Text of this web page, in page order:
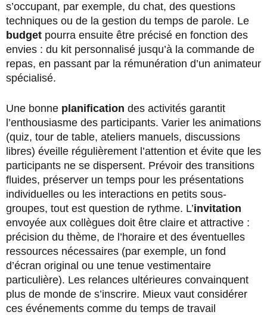
s’occupant, par exemple, du chat, des questions
techniques ou de la gestion du temps de parole. Le
budget pourra ensuite être précisé en fonction des
envies : du kit personnalisé jusqu’à la commande de
repas, en passant par la rémunération d’un animateur
spécialisé.
Une bonne planification des activités garantit
l’enthousiasme des participants. Varier les animations
(quiz, tour de table, ateliers manuels, discussions
libres) éveille régulièrement l’attention et évite que les
participants ne se dispersent. Prévoir des transitions
fluides, préserver un temps pour les présentations
individuelles ou les interactions en petits sous-
groupes, tout est question de rythme. L’invitation
envoyée aux collègues doit être claire et attractive :
précision du thème, de l’horaire et des éventuelles
ressources nécessaires (par exemple, un fond
d’écran original ou une tenue vestimentaire
particulière). Les relances ultérieures convainquent
plus de monde de s’inscrire. Mieux vaut considérer
ces événements comme du temps de travail